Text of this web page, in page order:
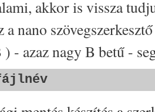
akkor is vissza
a nano
- azaz nagy B betű -